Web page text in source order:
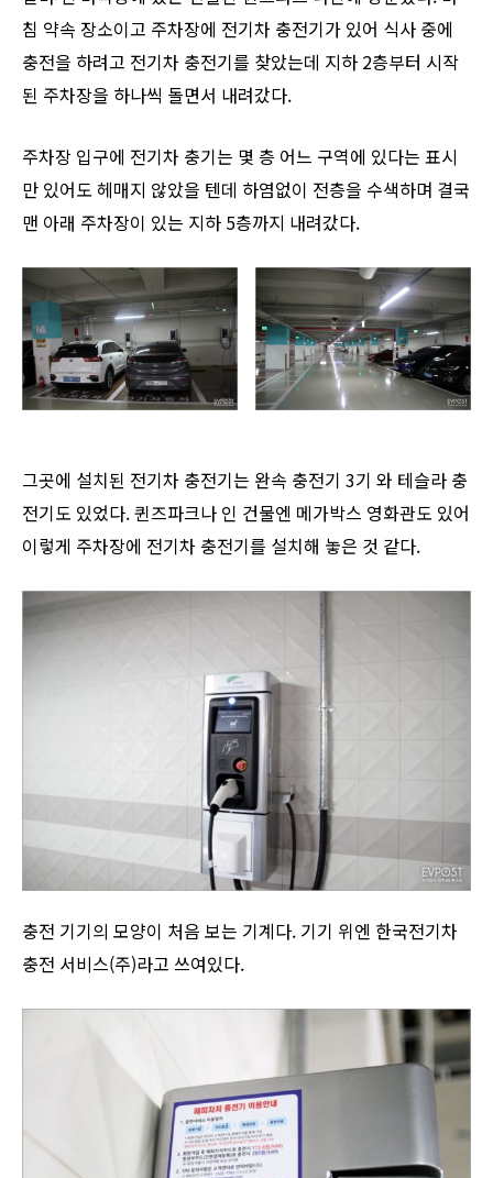
침 약속 장소이고 주차장에 전기차 충전기가 있어 식사 중에
충전을 하려고 전기차 충전기를 찾았는데 지하 2층부터 시작
된 주차장을 하나씩 돌면서 내려갔다.
주차장 입구에 전기차 충기는 몇 층 어느 구역에 있다는 표시
만 있어도 헤매지 않았을 텐데 하염없이 전층을 수색하며 결국
맨 아래 주차장이 있는 지하 5층까지 내려갔다.
그곳에 설치된 전기차 충전기는 완속 충전기 3기 와 테슬라 충
전기도 있었다. 퀸즈파크나 인 건물엔 메가박스 영화관도 있어
이렇게 주차장에 전기차 충전기를 설치해 놓은 것 같다.
충전 기기의 모양이 처음 보는 기계다. 기기 위엔 한국전기차
충전 서비스(주)라고 쓰여있다.